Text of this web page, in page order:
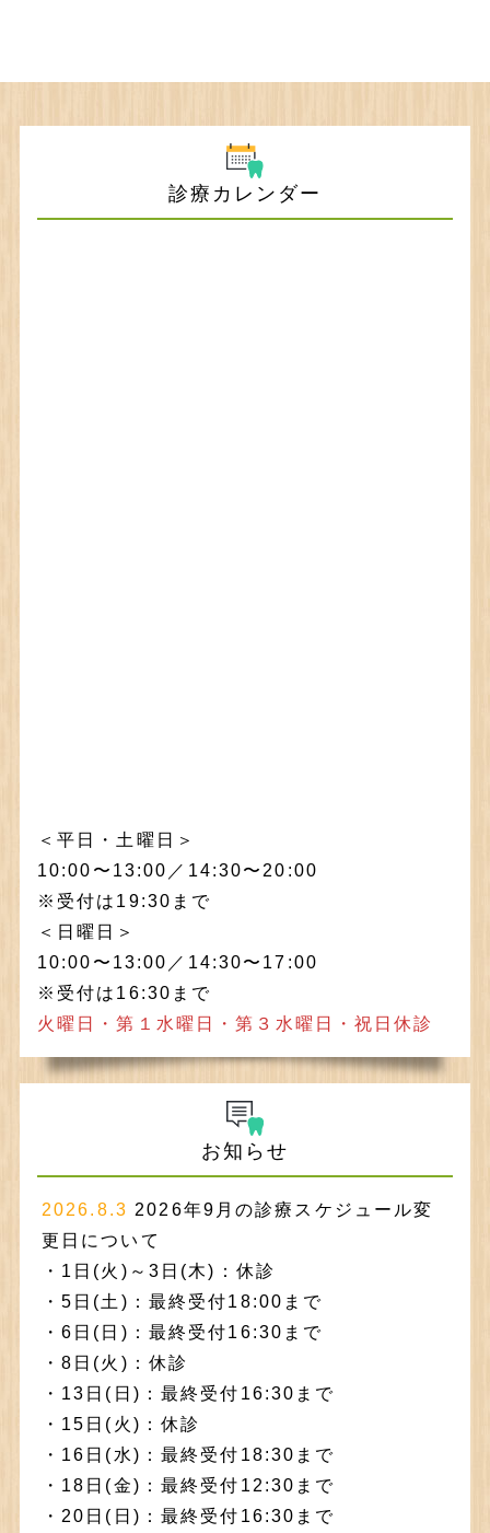
診療カレンダー
＜平日・土曜日＞
10:00〜13:00／14:30〜20:00
※受付は19:30まで
＜日曜日＞
10:00〜13:00／14:30〜17:00
※受付は16:30まで
火曜日・第１水曜日・第３水曜日・祝日休診
お知らせ
2026.8.3 2026年9月の診療スケジュール変
更日について
・1日(火)～3日(木)：休診
・5日(土)：最終受付18:00まで
・6日(日)：最終受付16:30まで
・8日(火)：休診
・13日(日)：最終受付16:30まで
・15日(火)：休診
・16日(水)：最終受付18:30まで
・18日(金)：最終受付12:30まで
・20日(日)：最終受付16:30まで